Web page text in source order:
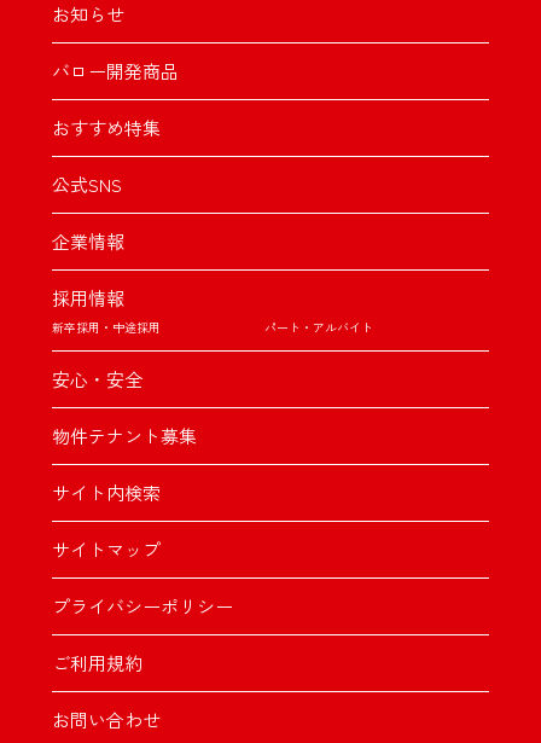
お知らせ
バロー開発商品
おすすめ特集
公式SNS
企業情報
採用情報
新卒採用・中途採用 パート・アルバイト
安心・安全
物件テナント募集
サイト内検索
サイトマップ
プライバシーポリシー
ご利用規約
お問い合わせ